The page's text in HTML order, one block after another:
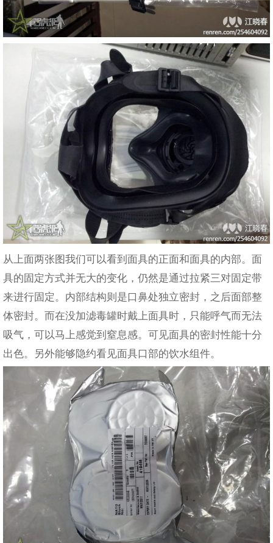
从上面两张图我们可以看到面具的正面和面具的内部。面
具的固定方式并无大的变化，仍然是通过拉紧三对固定带
来进行固定。内部结构则是口鼻处独立密封，之后面部整
体密封。而在没加滤毒罐时戴上面具时，只能呼气而无法
吸气，可以马上感觉到窒息感。可见面具的密封性能十分
出色。另外能够隐约看见面具口部的饮水组件。